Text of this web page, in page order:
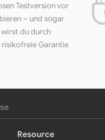
Testversion vor
– und sogar
wirst du durch
Garantie
Resource